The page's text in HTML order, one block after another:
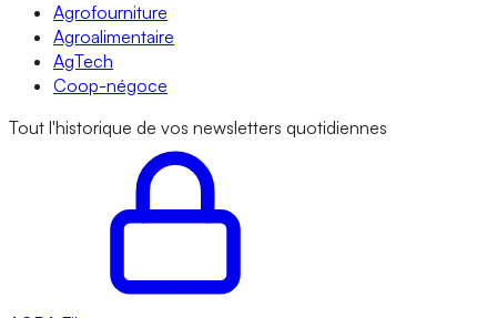
Agrofourniture
Agroalimentaire
AgTech
Coop-négoce
Tout l'historique de vos newsletters quotidiennes